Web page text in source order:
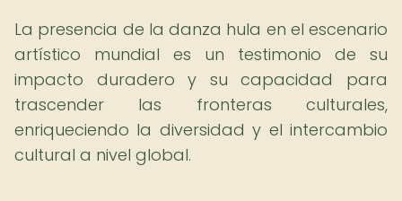
La presencia de la danza hula en el escenario
artístico mundial es un testimonio de su
impacto duradero y su capacidad para
trascender las fronteras culturales,
enriqueciendo la diversidad y el intercambio
cultural a nivel global.